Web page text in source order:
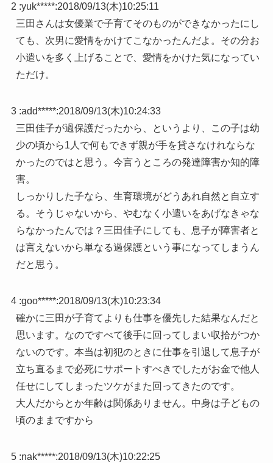
2 :yuk*****:2018/09/13(木)10:25:11
三田さんは女優業で子育てそのものができなかったにし
ても、次男に愛情をかけてこなかったんだよ。その分お
小遣いを多く上げることで、愛情をかけた気になってい
ただけ。
3 :add*****:2018/09/13(木)10:24:33
三田佳子が過保護だったから、というより、この子は幼
少の頃から1人で何もできず親が手を貸さなけれならな
かったのではと思う。今言うところの発達障害か知的障
害。
しっかりした子なら、生育環境がどうあれ自然と自立す
る。そうじゃないから、やむなく小遣いをあげなきゃな
らなかったんでは？三田佳子にしても、息子が障害者と
は言えないから単なる過保護という事になってしまうん
だと思う。
4 :goo*****:2018/09/13(木)10:23:34
確かに三田が子育てよりも仕事を優先した結果なんだと
思います。なのですべて後手に回ってしまい収拾がつか
ないのです。本当は初犯のときに仕事を引退して息子が
立ち直るまで必死にサポートすべきでしたがお金で他人
任せにしてしまったツケがまた回ってきたのです。
大人だからとか年齢は関係ありません。中身は子どもの
頃のままですから
5 :nak*****:2018/09/13(木)10:22:25